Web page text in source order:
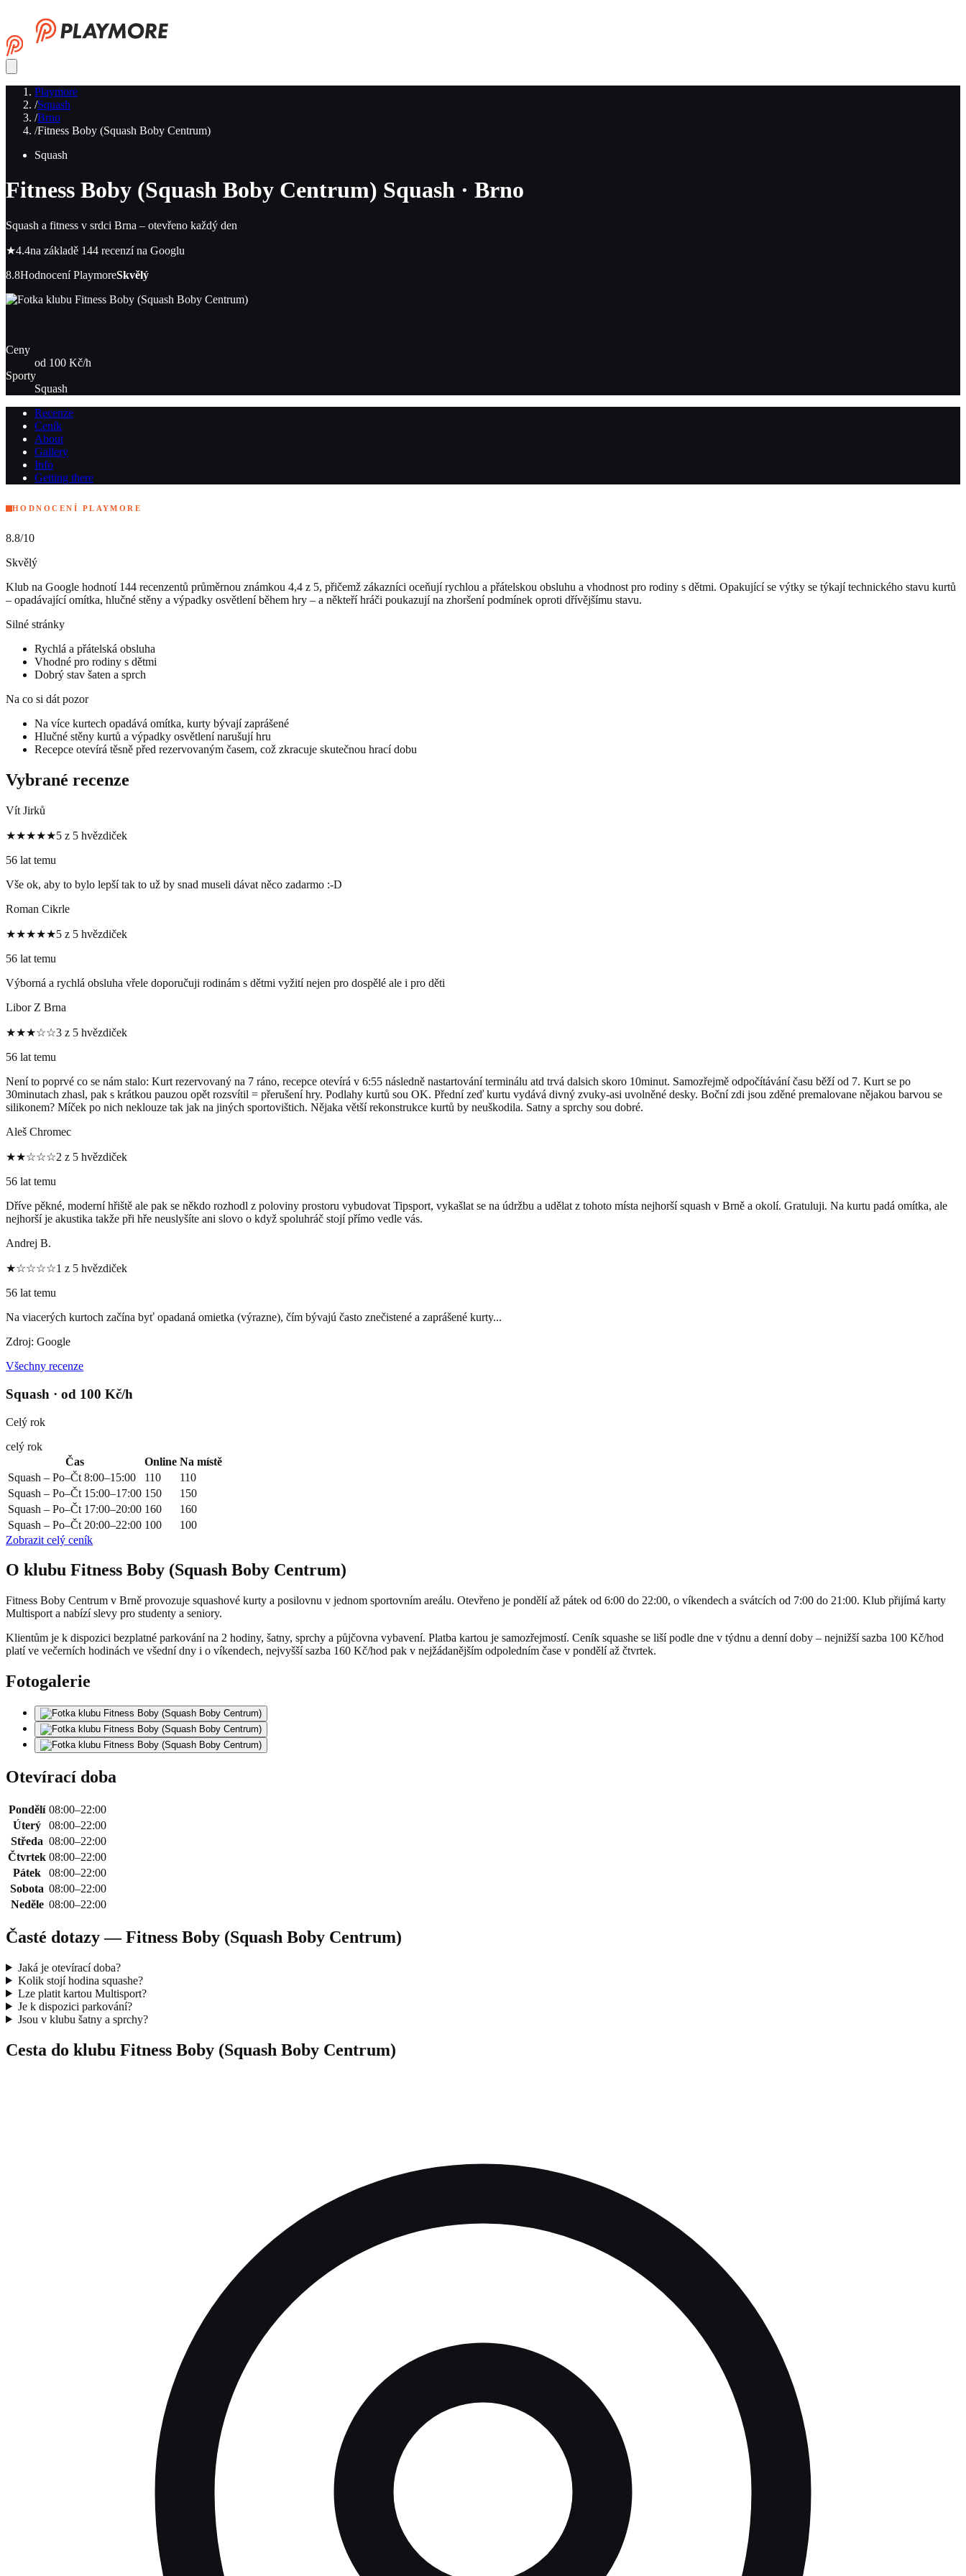
Playmore
/Squash
/Brno
/Fitness Boby (Squash Boby Centrum)
Squash
Fitness Boby (Squash Boby Centrum) Squash · Brno
Squash a fitness v srdci Brna – otevřeno každý den
★4.4na základě 144 recenzí na Googlu
8.8Hodnocení PlaymoreSkvělý
Ceny
od 100 Kč/h
Sporty
Squash
Recenze
Ceník
About
Gallery
Info
Getting there
HODNOCENÍ PLAYMORE
8.8/10
Skvělý
Klub na Google hodnotí 144 recenzentů průměrnou známkou 4,4 z 5, přičemž zákazníci oceňují rychlou a přátelskou obsluhu a vhodnost pro rodiny s dětmi. Opakující se výtky se týkají technického stavu kurtů
– opadávající omítka, hlučné stěny a výpadky osvětlení během hry – a někteří hráči poukazují na zhoršení podmínek oproti dřívějšímu stavu.
Silné stránky
Rychlá a přátelská obsluha
Vhodné pro rodiny s dětmi
Dobrý stav šaten a sprch
Na co si dát pozor
Na více kurtech opadává omítka, kurty bývají zaprášené
Hlučné stěny kurtů a výpadky osvětlení narušují hru
Recepce otevírá těsně před rezervovaným časem, což zkracuje skutečnou hrací dobu
Vybrané recenze
Vít Jirků
★★★★★5 z 5 hvězdiček
56 lat temu
Vše ok, aby to bylo lepší tak to už by snad museli dávat něco zadarmo :-D
Roman Cikrle
★★★★★5 z 5 hvězdiček
56 lat temu
Výborná a rychlá obsluha vřele doporučuji rodinám s dětmi vyžití nejen pro dospělé ale i pro děti
Libor Z Brna
★★★☆☆3 z 5 hvězdiček
56 lat temu
Není to poprvé co se nám stalo: Kurt rezervovaný na 7 ráno, recepce otevírá v 6:55 následně nastartování terminálu atd trvá dalsich skoro 10minut. Samozřejmě odpočítávání času běží od 7. Kurt se po
30minutach zhasl, pak s krátkou pauzou opět rozsvítil = přerušení hry. Podlahy kurtů sou OK. Přední zeď kurtu vydává divný zvuky-asi uvolněné desky. Boční zdi jsou zděné premalovane nějakou barvou se
silikonem? Míček po nich neklouze tak jak na jiných sportovištich. Nějaka větší rekonstrukce kurtů by neuškodila. Satny a sprchy sou dobré.
Aleš Chromec
★★☆☆☆2 z 5 hvězdiček
56 lat temu
Dříve pěkné, moderní hřiště ale pak se někdo rozhodl z poloviny prostoru vybudovat Tipsport, vykašlat se na údržbu a udělat z tohoto místa nejhorší squash v Brně a okolí. Gratuluji. Na kurtu padá omítka, ale
nejhorší je akustika takže při hře neuslyšíte ani slovo o když spoluhráč stojí přímo vedle vás.
Andrej B.
★☆☆☆☆1 z 5 hvězdiček
56 lat temu
Na viacerých kurtoch začína byť opadaná omietka (výrazne), čím bývajú často znečistené a zaprášené kurty...
Zdroj: Google
Všechny recenze
Squash · od 100 Kč/h
Celý rok
celý rok
Čas
Online Na místě
Squash – Po–Čt 8:00–15:00
110
110
Squash – Po–Čt 15:00–17:00 150
150
Squash – Po–Čt 17:00–20:00 160
160
Squash – Po–Čt 20:00–22:00 100
100
Zobrazit celý ceník
O klubu Fitness Boby (Squash Boby Centrum)
Fitness Boby Centrum v Brně provozuje squashové kurty a posilovnu v jednom sportovním areálu. Otevřeno je pondělí až pátek od 6:00 do 22:00, o víkendech a svátcích od 7:00 do 21:00. Klub přijímá karty
Multisport a nabízí slevy pro studenty a seniory.
Klientům je k dispozici bezplatné parkování na 2 hodiny, šatny, sprchy a půjčovna vybavení. Platba kartou je samozřejmostí. Ceník squashe se liší podle dne v týdnu a denní doby – nejnižší sazba 100 Kč/hod
platí ve večerních hodinách ve všední dny i o víkendech, nejvyšší sazba 160 Kč/hod pak v nejžádanějším odpoledním čase v pondělí až čtvrtek.
Fotogalerie
Otevírací doba
Pondělí 08:00–22:00
Úterý
08:00–22:00
Středa 08:00–22:00
Čtvrtek 08:00–22:00
Pátek
08:00–22:00
Sobota 08:00–22:00
Neděle 08:00–22:00
Časté dotazy — Fitness Boby (Squash Boby Centrum)
Jaká je otevírací doba?
Kolik stojí hodina squashe?
Lze platit kartou Multisport?
Je k dispozici parkování?
Jsou v klubu šatny a sprchy?
Cesta do klubu Fitness Boby (Squash Boby Centrum)